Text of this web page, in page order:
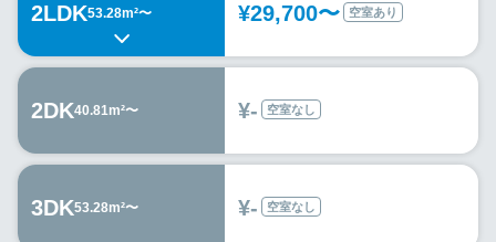
2LDK53.28m²〜 ¥29,700〜 空室あり
2DK40.81m²〜 ¥- 空室なし
3DK53.28m²〜 ¥- 空室なし